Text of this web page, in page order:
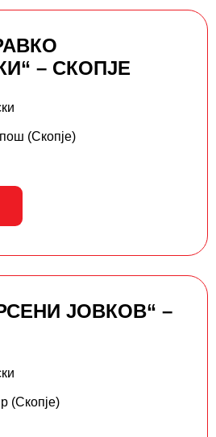
– СКОПЈЕ
(Скопје)
ЈОВКОВ“ –
(Скопје)